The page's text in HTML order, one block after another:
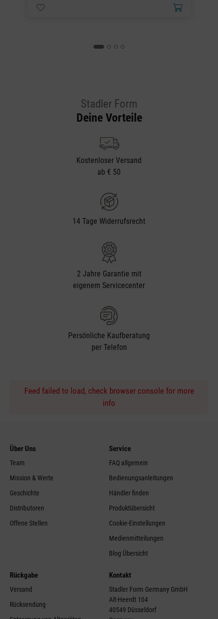
Stadler Form
Deine Vorteile
Kostenloser Versand
ab € 50
14 Tage Widerrufsrecht
2 Jahre Garantie mit
eigenem Servicecenter
Persönliche Kaufberatung
per Telefon
Feed failed to load, check browser console for more
info
Über Uns
Team
Mission & Werte
Geschichte
Distributoren
Offene Stellen
Service
FAQ allgemein
Bedienungsanleitungen
Händler finden
Produktübersicht
Cookie-Einstellungen
Medienmitteilungen
Blog Übersicht
Rückgabe
Versand
Rücksendung
Kontakt
Stadler Form Germany GmbH
Alt-Heerdt 104
40549 Düsseldorf